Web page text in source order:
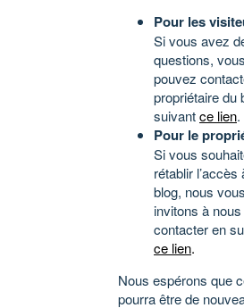
Pour les
Si vous avez
questions, vous
pouvez
propriétaire du
suivantce lien.
Pour le
Si vous
rétablir l’accès
blog, nous vous
invitons à nous
contacter en
ce lien.
Nous espérons que
pourra être de